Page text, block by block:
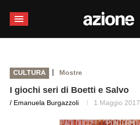
CULTURA | Mostre
I giochi seri di Boetti e Salvo
/ Emanuela Burgazzoli 1 Maggio 2017